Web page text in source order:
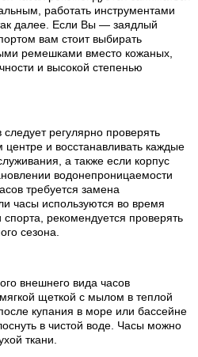
работать инструментами
далее. Если Вы — заядлый
вам стоит выбирать
ремешками вместо кожаных,
и высокой степенью
регулярно проверять
и восстанавливать каждые
а также если корпус
водонепроницаемости
требуется замена
часы используются во время
рекомендуется проверять
сезона.
внешнего вида часов
щеткой с мылом в теплой
купания в море или бассейне
в чистой воде. Часы можно
ткани.